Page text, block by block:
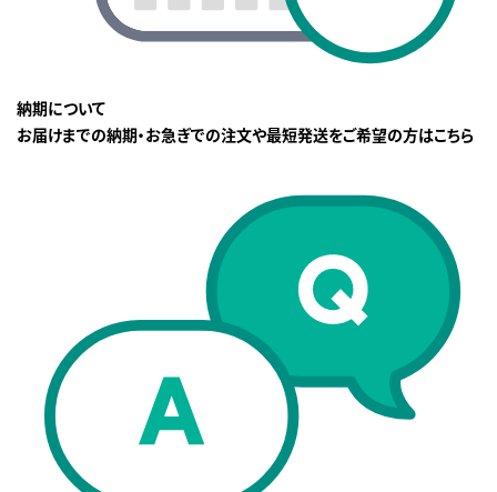
納期について
お届けまでの納期・お急ぎでの注文や最短発送をご希望の方はこちら